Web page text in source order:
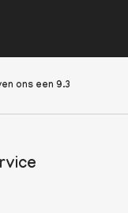
ons een9.3